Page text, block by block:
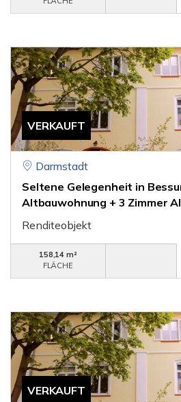
VERKAUFT
Darmstadt
Seltene Gelegenheit in
Altbauwohnung + 3 Zimmer
Renditeobjekt
158,14 m²
FLÄCHE
VERKAUFT